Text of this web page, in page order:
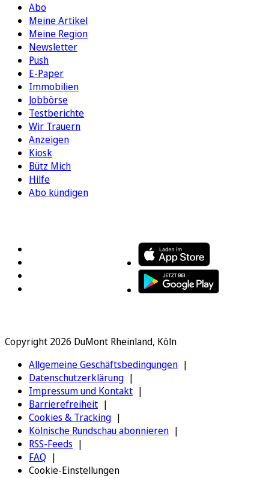
Abo
Meine Artikel
Meine Region
Newsletter
Push
E-Paper
Immobilien
Jobbörse
Testberichte
Wir Trauern
Anzeigen
Kiosk
Bütz Mich
Hilfe
Abo kündigen
Copyright 2026 DuMont Rheinland, Köln
Allgemeine Geschäftsbedingungen
Datenschutzerklärung
Impressum und Kontakt
Barrierefreiheit
Cookies & Tracking
Kölnische Rundschau abonnieren
RSS-Feeds
FAQ
Cookie-Einstellungen